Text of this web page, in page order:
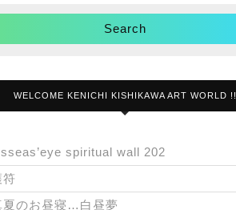
WELCOME KENICHI KISHIKAWA ART WORLD !!
spiritual wall 202
符
夏のお昼寝…白昼夢